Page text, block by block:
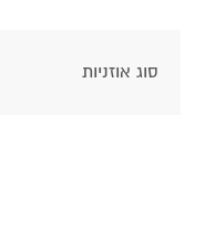
סוג אוזניות